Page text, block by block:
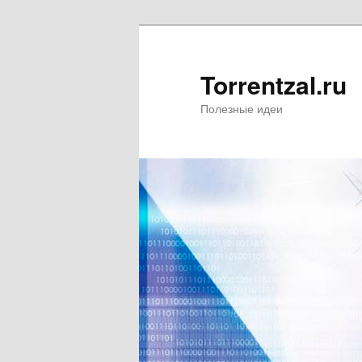
Torrentzal.ru
Полезные идеи